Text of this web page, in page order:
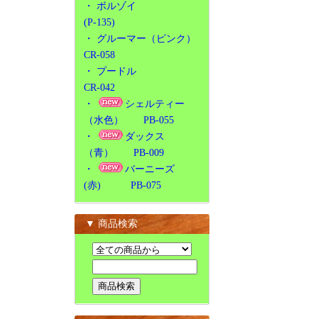
・ ボルゾイ
(P-135)
・ グルーマー（ピンク）
CR-058
・ プードル
CR-042
・
シェルティー
（水色） PB-055
・
ダックス
（青） PB-009
・
バーニーズ
(赤) PB-075
▼ 商品検索